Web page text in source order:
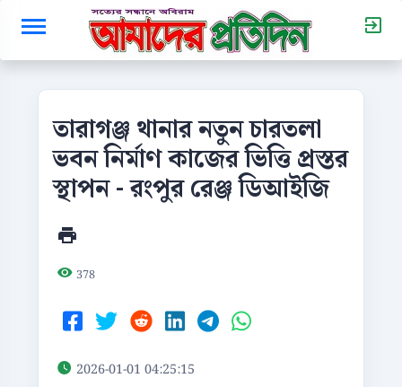
তারাগঞ্জ থানার নতুন চারতলা
ভবন নির্মাণ কাজের ভিত্তি প্রস্তর
স্থাপন - রংপুর রেঞ্জ ডিআইজি
378
2026-01-01 04:25:15